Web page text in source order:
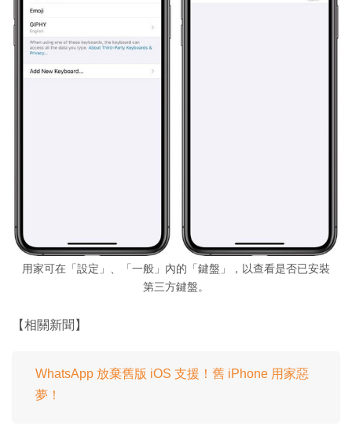
用家可在「設定」、「一般」內的「鍵盤」，以查看是否已安裝
第三方鍵盤。
【相關新聞】
WhatsApp 放棄舊版 iOS 支援！舊 iPhone 用家惡
夢！